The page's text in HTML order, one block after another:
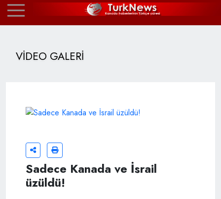
VİDEO GALERİ
Sadece Kanada ve İsrail
üzüldü!